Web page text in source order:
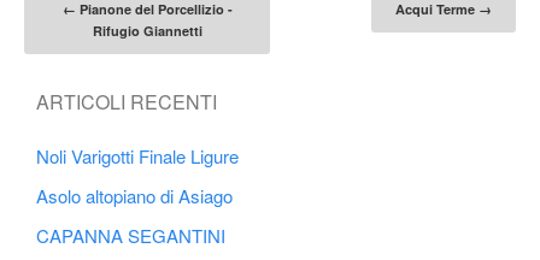
Post navigation
← Pianone del Porcellizio -
Rifugio Giannetti
Acqui Terme →
ARTICOLI RECENTI
Noli Varigotti Finale Ligure
Asolo altopiano di Asiago
CAPANNA SEGANTINI